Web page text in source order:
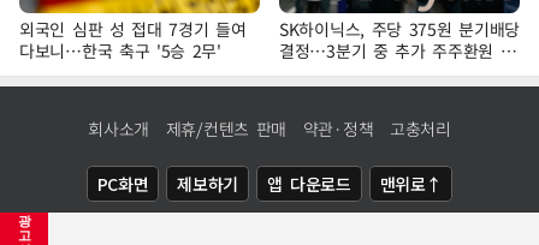
광
고
외국인 심판 성 접대 7경기 들여
다보니…한국 축구 '5승 2무'
SK하이닉스, 주당 375원 분기배당
결정…3분기 중 추가 주주환원 발
표
회사소개 제휴/컨텐츠 판매 약관·정책 고충처리
PC화면 제보하기 앱 다운로드 맨위로↑